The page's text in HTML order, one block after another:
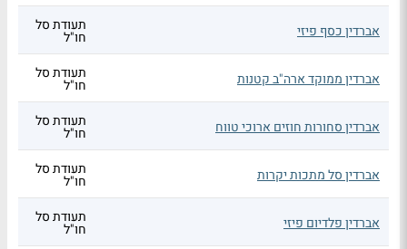
אברדין כסף פיזי תעודת סל
חו"ל
אברדין ממוקד ארה"ב קטנות תעודת סל
חו"ל
אברדין סחורות חוזים ארוכי טווח תעודת סל
חו"ל
אברדין סל מתכות יקרות תעודת סל
חו"ל
אברדין פלדיום פיזי תעודת סל
חו"ל